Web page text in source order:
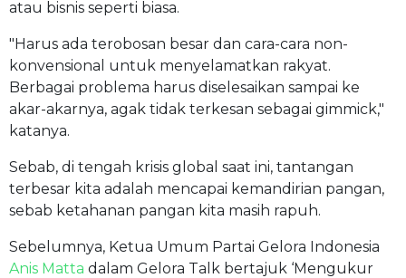
atau bisnis seperti biasa.
"Harus ada terobosan besar dan cara-cara non-
konvensional untuk menyelamatkan rakyat.
Berbagai problema harus diselesaikan sampai ke
akar-akarnya, agak tidak terkesan sebagai gimmick,"
katanya.
Sebab, di tengah krisis global saat ini, tantangan
terbesar kita adalah mencapai kemandirian pangan,
sebab ketahanan pangan kita masih rapuh.
Sebelumnya, Ketua Umum Partai Gelora Indonesia
Anis Matta dalam Gelora Talk bertajuk ‘Mengukur